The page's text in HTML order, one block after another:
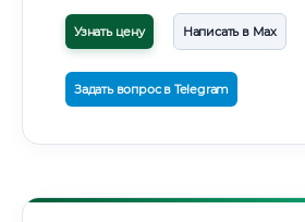
Узнать цену Написать в Max
Задать вопрос в Telegram